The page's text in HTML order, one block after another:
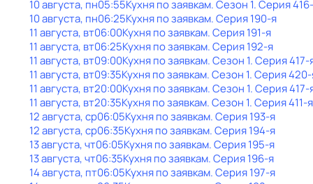
10 августа, пн05:55Кухня по заявкам. Сезон 1. Серия
10 августа, пн06:25Кухня по заявкам. Серия 190-я
11 августа, вт06:00Кухня по заявкам. Серия 191-я
11 августа, вт06:25Кухня по заявкам. Серия 192-я
11 августа, вт09:00Кухня по заявкам. Сезон 1. Серия 417-
11 августа, вт09:35Кухня по заявкам. Сезон 1. Серия
11 августа, вт20:00Кухня по заявкам. Сезон 1. Серия 417-
11 августа, вт20:35Кухня по заявкам. Сезон 1. Серия 411-я
12 августа, ср06:05Кухня по заявкам. Серия 193-я
12 августа, ср06:35Кухня по заявкам. Серия 194-я
13 августа, чт06:05Кухня по заявкам. Серия 195-я
13 августа, чт06:35Кухня по заявкам. Серия 196-я
14 августа, пт06:05Кухня по заявкам. Серия 197-я